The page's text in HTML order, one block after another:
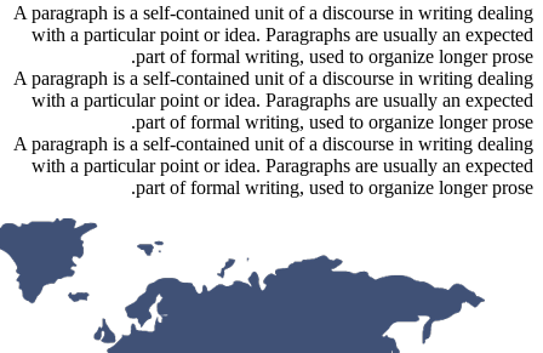
A paragraph is a self-contained unit
with a particular point or idea.
part of formal
A paragraph is a self-contained unit
with a particular point or idea.
part of formal
A paragraph is a self-contained unit
with a particular point or idea.
part of formal